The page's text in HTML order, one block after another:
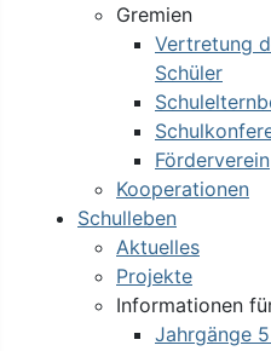
Gremien
Vertretung
Schüler
Förderverein
Kooperationen
Schulleben
Aktuelles
Projekte
Informationen
Jahrgänge